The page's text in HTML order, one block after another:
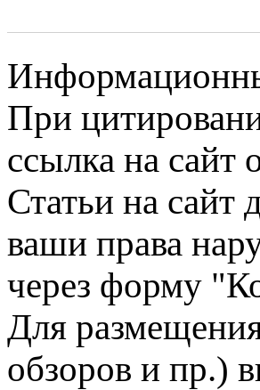
При
ссылка на сайт
Статьи на сайт
ваши права
через форму
Для
обзоров и пр.)